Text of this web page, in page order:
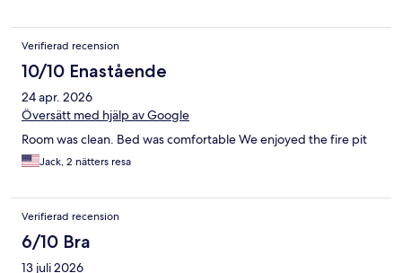
Verifierad recension
10/10 Enastående
24 apr. 2026
Översätt med hjälp av Google
Room was clean. Bed was comfortable We enjoyed the fire pit
Jack, 2 nätters resa
Verifierad recension
6/10 Bra
13 juli 2026